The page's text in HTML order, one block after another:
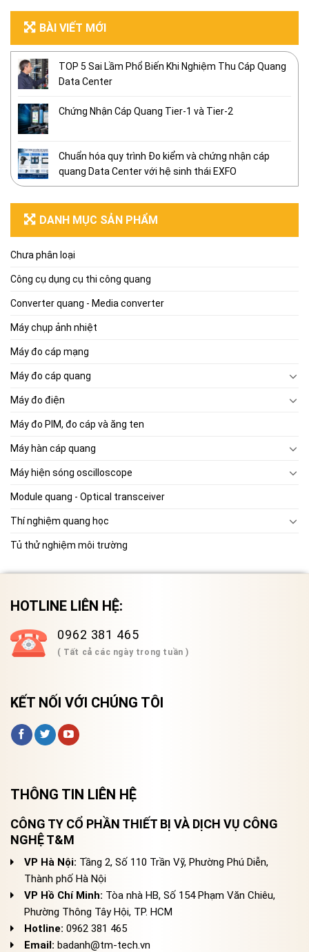
BÀI VIẾT MỚI
TOP 5 Sai Lầm Phổ Biến Khi Nghiệm Thu Cáp Quang
Data Center
Chứng Nhận Cáp Quang Tier-1 và Tier-2
Chuẩn hóa quy trình Đo kiểm và chứng nhận cáp
quang Data Center với hệ sinh thái EXFO
DANH MỤC SẢN PHẨM
Chưa phân loại
Công cụ dụng cụ thi công quang
Converter quang - Media converter
Máy chụp ảnh nhiệt
Máy đo cáp mạng
Máy đo cáp quang
Máy đo điện
Máy đo PIM, đo cáp và ăng ten
Máy hàn cáp quang
Máy hiện sóng oscilloscope
Module quang - Optical transceiver
Thí nghiệm quang học
Tủ thử nghiệm môi trường
HOTLINE LIÊN HỆ:
0962 381 465
( Tất cả các ngày trong tuần )
KẾT NỐI VỚI CHÚNG TÔI
THÔNG TIN LIÊN HỆ
CÔNG TY CỔ PHẦN THIẾT BỊ VÀ DỊCH VỤ CÔNG
NGHỆ T&M
VP Hà Nội: Tầng 2, Số 110 Trần Vỹ, Phường Phú Diễn,
Thành phố Hà Nội
VP Hồ Chí Minh: Tòa nhà HB, Số 154 Phạm Văn Chiêu,
Phường Thông Tây Hội, TP. HCM
Hotline: 0962 381 465
Email: badanh@tm-tech.vn